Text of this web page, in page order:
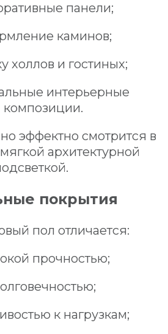
панели;
каминов;
холлов и гостиных;
интерьерные
композиции.
эффектно смотрится в
архитектурной
покрытия
пол отличается:
прочностью;
к нагрузкам;